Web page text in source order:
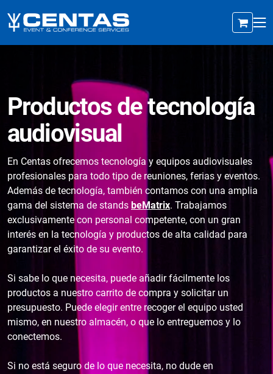
Productos de tecnología
audiovisual
En Centas ofrecemos tecnología y equipos audiovisuales
profesionales para todo tipo de reuniones, ferias y eventos.
Además de tecnología, también contamos con una amplia
gama del sistema de stands beMatrix. Trabajamos
exclusivamente con personal competente, con un gran
interés en la tecnología y productos de alta calidad para
garantizar el éxito de su evento.
Si sabe lo que necesita, puede añadir fácilmente los
productos a nuestro carrito de compra y solicitar un
presupuesto. Puede elegir entre recoger el equipo usted
mismo, en nuestro almacén, o que lo entreguemos y lo
conectemos.
Si no está seguro de lo que necesita, no dude en